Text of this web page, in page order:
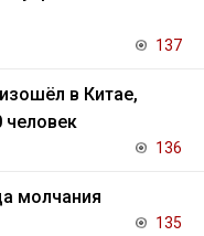
137
в Китае,
человек
136
молчания
135